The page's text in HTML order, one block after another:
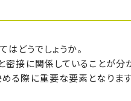
どうでしょうか。
密接に関係していることが分
る際に重要な要素となります